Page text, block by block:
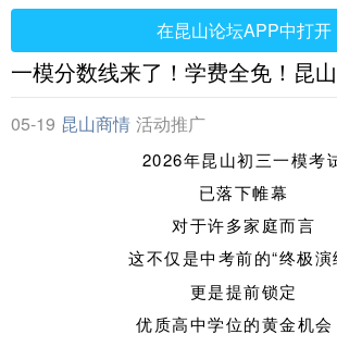
在昆山论坛APP中打开
一模分数线来了！学费全免！昆
05-19 昆山商情 活动推广
2026年昆山初三一模考
已落下帷幕
对于许多家庭而言
这不仅是中考前的“终极演
更是提前锁定
优质高中学位的黄金机会